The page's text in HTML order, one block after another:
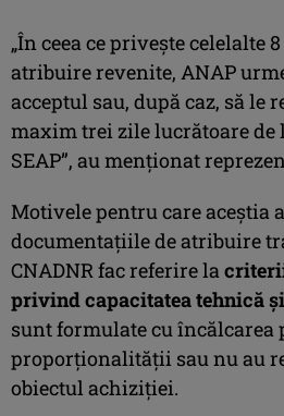
„În ceea ce priveşte celelalte
atribuire revenite, ANAP
acceptul sau, după caz, să le
maxim trei zile lucrătoare
SEAP”, au menţionat
Motivele pentru care aceştia
documentaţiile de atribuire
CNADNR fac referire la
privind capacitatea tehnică
sunt formulate cu
proporţionalităţii sau nu au
obiectul achiziţiei.